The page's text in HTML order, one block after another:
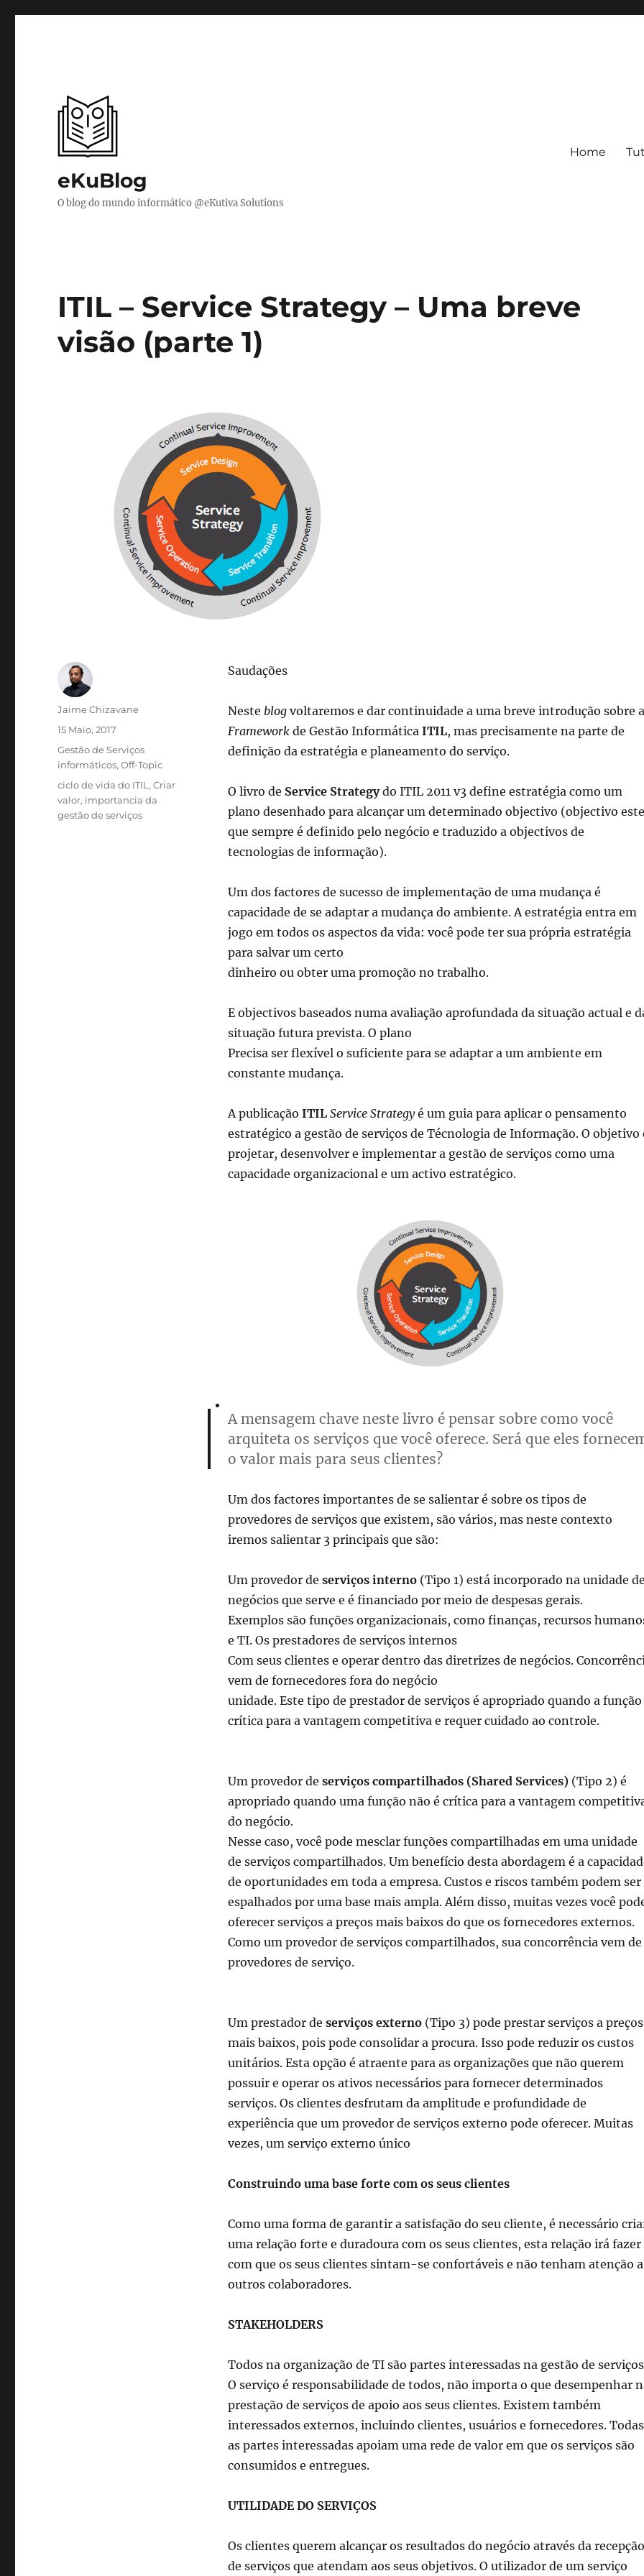
eKuBlog
O blog do mundo informático @eKutiva Solutions
Home
ITIL – Service Strategy – Uma breve
visão (parte 1)
Saudações
Neste blogvoltaremos e dar continuidade a uma breve introdução sobre a
Frameworkde Gestão Informática ITIL, mas precisamente na parte de
definição da estratégia e planeamento do serviço.
O livro de Service Strategydo ITIL 2011 v3 define estratégia como um
plano desenhado para alcançar um determinado objectivo (objectivo este
que sempre é definido pelo negócio e traduzido a objectivos de
tecnologias de informação).
Um dos factores de sucesso de implementação de uma mudança é
capacidade de se adaptar a mudança do ambiente.A estratégia entra em
jogo em todos os aspectos da vida: você pode ter sua própria estratégia
para salvar um certo
dinheiro ou obter uma promoção no trabalho.
E objectivos baseados numa avaliação aprofundada da situação actual e
situação futura prevista. O plano
Precisa ser flexível o suficiente para se adaptar a um ambiente em
constante mudança.
A publicação ITIL Service Strategyé um guia para aplicar o pensamento
estratégico a gestão de serviços de Técnologia de Informação. O objetivo
projetar, desenvolver e implementar a gestão de serviços como uma
capacidade organizacional e um activo estratégico.
A mensagem chave neste livro é pensar sobre como você
arquiteta os serviços que você oferece. Será que eles
o valor mais para seus clientes?
Um dos factores importantes de se salientar é sobre os tipos de
provedores de serviços que existem, são vários, mas neste contexto
iremos salientar 3 principais que são:
Um provedor de serviços interno(Tipo 1) está incorporado na unidade
negócios que serve e é financiado por meio de despesas gerais.
Exemplos são funções organizacionais, como finanças, recursos
e TI. Os prestadores de serviços internos
Com seus clientes e operar dentro das diretrizes de negócios.
vem de fornecedores fora do negócio
unidade. Este tipo de prestador de serviços é apropriado quando a função
crítica para a vantagem competitiva e requer cuidado ao controle.
Um provedor de serviços compartilhados (Shared Services)(Tipo 2) é
apropriado quando uma função não é crítica para a vantagem
do negócio.
Nesse caso, você pode mesclar funções compartilhadas em uma unidade
de serviços compartilhados. Um benefício desta abordagem é a
de oportunidades em toda a empresa. Custos e riscos também podem ser
espalhados por uma base mais ampla.Além disso, muitas vezes você
oferecer serviços a preços mais baixos do que os fornecedores externos.
Como um provedor de serviços compartilhados, sua concorrência vem de
provedores de serviço.
Um prestador de serviços externo(Tipo 3) pode prestar serviços a preços
mais baixos, pois pode consolidar a procura. Isso pode reduzir os custos
unitários. Esta opção é atraente para as organizações que não querem
possuir e operar os ativos necessários para fornecer determinados
serviços. Os clientes desfrutam da amplitude e profundidade de
experiência que um provedor de serviços externo pode oferecer. Muitas
vezes, um serviço externo único
Construindo uma base forte com os seus clientes
Como uma forma de garantir a satisfação do seu cliente, é necessário
uma relação forte e duradoura com os seus clientes, esta relação irá fazer
com que os seus clientes sintam-se confortáveis e não tenham atenção a
outros colaboradores.
STAKEHOLDERS
Todos na organização de TI são partes interessadas na gestão de
O serviço é responsabilidade de todos, não importa o que desempenhar
prestação de serviços de apoio aos seus clientes. Existem também
interessados externos, incluindo clientes, usuários e fornecedores. Todas
as partes interessadas apoiam uma rede de valor em que os serviços são
consumidos e entregues.
UTILIDADE DO SERVIÇOS
Os clientes querem alcançar os resultados do negócio através da recepção
de serviços que atendam aos seus objetivos. O utilizador de um serviço
Autor
Jaime Chizavane
Publicado
15 Maio, 2017
Categorias
Gestão de Serviços
informáticos,Off-Topic
Etiquetas
ciclo de vida do ITIL ,Criar
valor, importancia da
gestão de serviços